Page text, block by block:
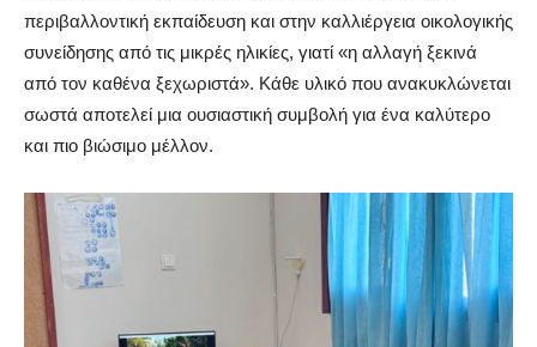
περιβαλλοντική εκπαίδευση και στην καλλιέργεια οικολογικής
συνείδησης από τις μικρές ηλικίες, γιατί «η αλλαγή ξεκινά
από τον καθένα ξεχωριστά». Κάθε υλικό που ανακυκλώνεται
σωστά αποτελεί μια ουσιαστική συμβολή για ένα καλύτερο
και πιο βιώσιμο μέλλον.